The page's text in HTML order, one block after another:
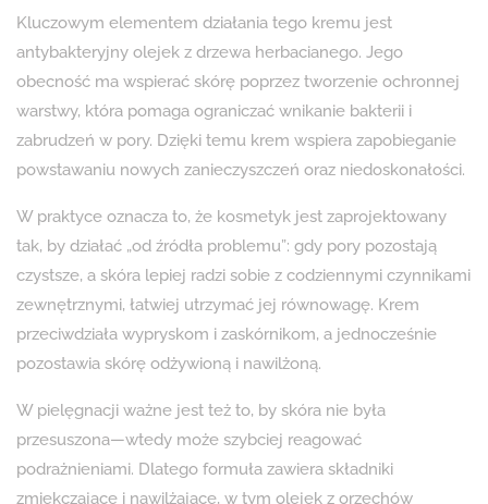
Kluczowym elementem działania tego kremu jest
antybakteryjny olejek z drzewa herbacianego. Jego
obecność ma wspierać skórę poprzez tworzenie ochronnej
warstwy, która pomaga ograniczać wnikanie bakterii i
zabrudzeń w pory. Dzięki temu krem wspiera zapobieganie
powstawaniu nowych zanieczyszczeń oraz niedoskonałości.
W praktyce oznacza to, że kosmetyk jest zaprojektowany
tak, by działać „od źródła problemu”: gdy pory pozostają
czystsze, a skóra lepiej radzi sobie z codziennymi czynnikami
zewnętrznymi, łatwiej utrzymać jej równowagę. Krem
przeciwdziała wypryskom i zaskórnikom, a jednocześnie
pozostawia skórę odżywioną i nawilżoną.
W pielęgnacji ważne jest też to, by skóra nie była
przesuszona—wtedy może szybciej reagować
podrażnieniami. Dlatego formuła zawiera składniki
zmiękczające i nawilżające, w tym olejek z orzechów